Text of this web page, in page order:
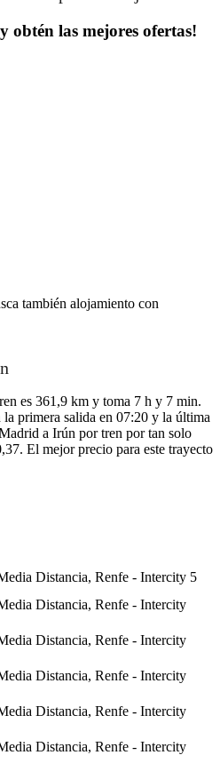
obtén las mejores ofertas!
también alojamiento con
es 361,9 km y toma 7 h y 7 min.
primera salida en 07:20 y la última
a Irún por tren por tan solo
El mejor precio para este trayecto
Distancia, Renfe - Intercity 5
Distancia, Renfe - Intercity
Distancia, Renfe - Intercity
Distancia, Renfe - Intercity
Distancia, Renfe - Intercity
Distancia, Renfe - Intercity